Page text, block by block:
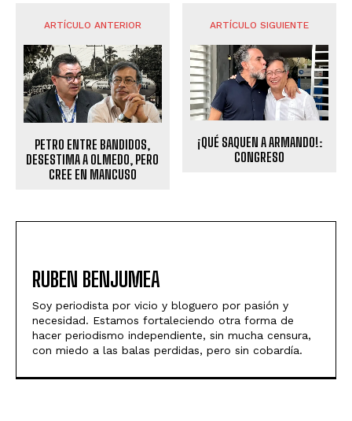
ARTÍCULO ANTERIOR
PETRO ENTRE BANDIDOS,
DESESTIMA A OLMEDO, PERO
CREE EN MANCUSO
ARTÍCULO SIGUIENTE
¡QUÉ SAQUEN A ARMANDO!:
CONGRESO
RUBEN BENJUMEA
Soy periodista por vicio y bloguero por pasión y
necesidad. Estamos fortaleciendo otra forma de
hacer periodismo independiente, sin mucha censura,
con miedo a las balas perdidas, pero sin cobardía.